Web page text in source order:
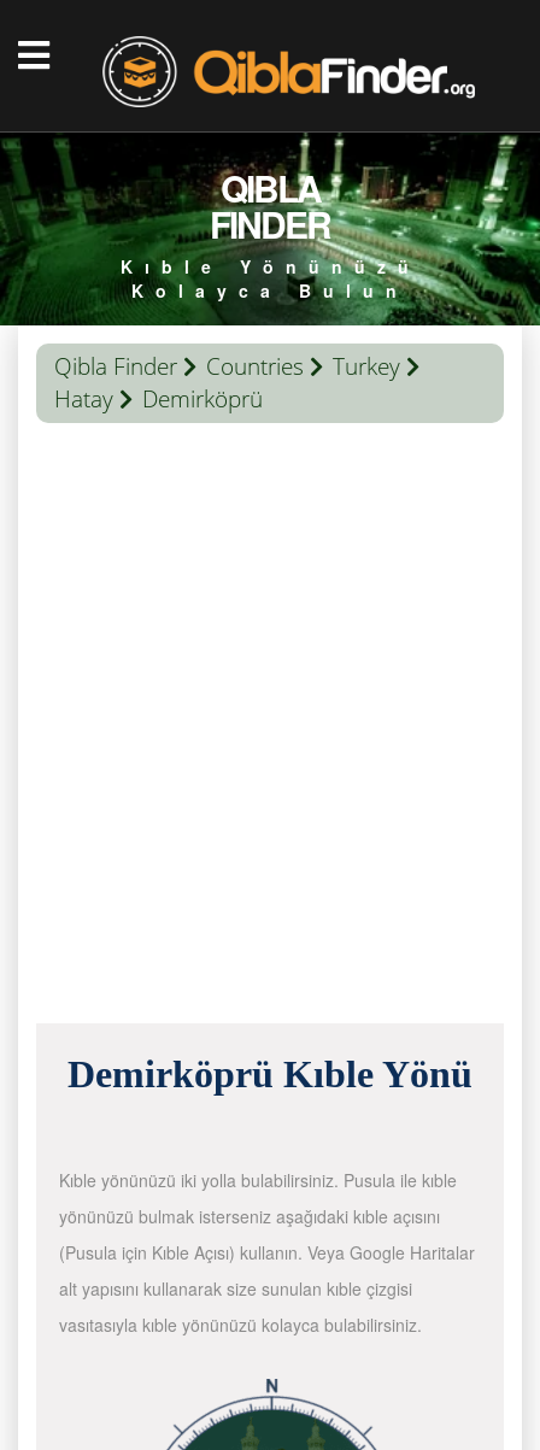
QIBLA
FINDER
Kıble Yönünüzü
Kolayca Bulun
Qibla Finder Countries
Turkey
Hatay
Demirköprü
Demirköprü Kıble Yönü
Kıble yönünüzü iki yolla bulabilirsiniz. Pusula ile kıble
yönünüzü bulmak isterseniz aşağıdaki kıble açısını
(Pusula için Kıble Açısı) kullanın. Veya Google Haritalar
alt yapısını kullanarak size sunulan kıble çizgisi
vasıtasıyla kıble yönünüzü kolayca bulabilirsiniz.